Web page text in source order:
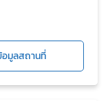
มูลสถานที่